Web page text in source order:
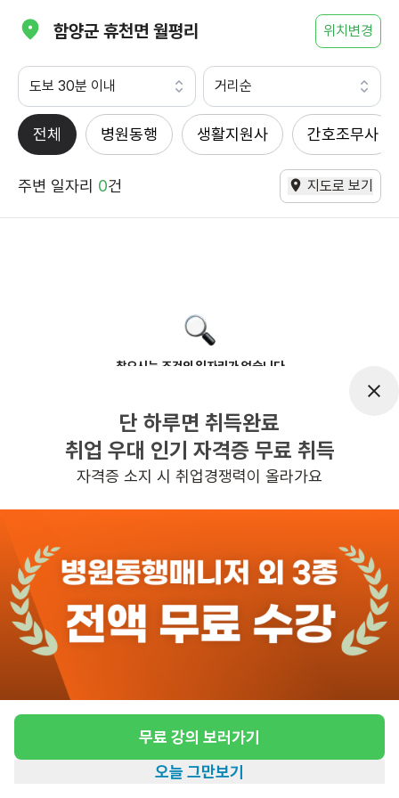
함양군 휴천면 월평리 위치변경
도보 30분 이내 거리순
전체 병원동행 생활지원사 간호조무사
주변 일자리 0건 지도로 보기
찾으시는 조건의 일자리가 없습니다
반경 3KM 이내의 일자리 확인하기
단 하루면 취득완료
취업 우대 인기 자격증 무료 취득
자격증 소지 시 취업경쟁력이 올라가요
무료 강의 보러가기
오늘 그만보기